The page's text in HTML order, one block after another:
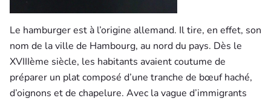
Le hamburger est à l’origine allemand. Il tire, en effet, son
nom de la ville de Hambourg, au nord du pays. Dès le
XVIIIème siècle, les habitants avaient coutume de
préparer un plat composé d’une tranche de bœuf haché,
d’oignons et de chapelure. Avec la vague d’immigrants